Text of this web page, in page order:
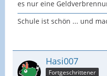
es nur eine
Schule ist schön ... und
Hasi007
Fortgeschrittener